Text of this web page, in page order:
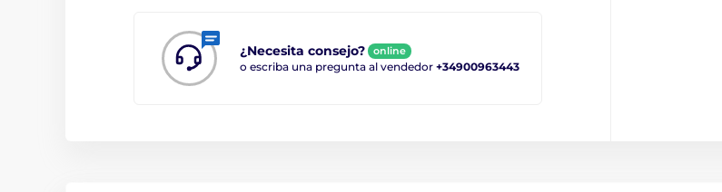
¿Necesita consejo? online
o escriba una pregunta al vendedor +34900963443